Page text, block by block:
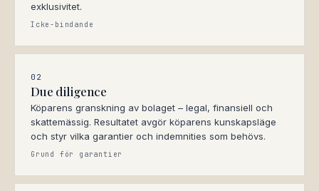
exklusivitet.
Icke-bindande
02
Due diligence
Köparens granskning av bolaget – legal, finansiell och
skattemässig. Resultatet avgör köparens kunskapsläge
och styr vilka garantier och indemnities som behövs.
Grund för garantier